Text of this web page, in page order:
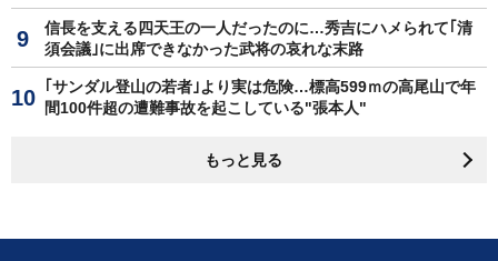
信長を支える四天王の一人だったのに…秀吉にハメられて｢清
須会議｣に出席できなかった武将の哀れな末路
｢サンダル登山の若者｣より実は危険…標高599ｍの高尾山で年
間100件超の遭難事故を起こしている"張本人"
もっと見る